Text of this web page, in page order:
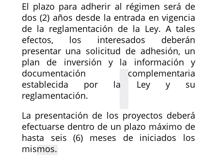
El plazo para adherir al régimen será de
dos (2) años desde la entrada en vigencia
de la reglamentación de la Ley. A tales
efectos, los interesados deberán
presentar una solicitud de adhesión, un
plan de inversión y la información y
documentación complementaria
establecida por la Ley y su
reglamentación.
La presentación de los proyectos deberá
efectuarse dentro de un plazo máximo de
hasta seis (6) meses de iniciados los
mismos.